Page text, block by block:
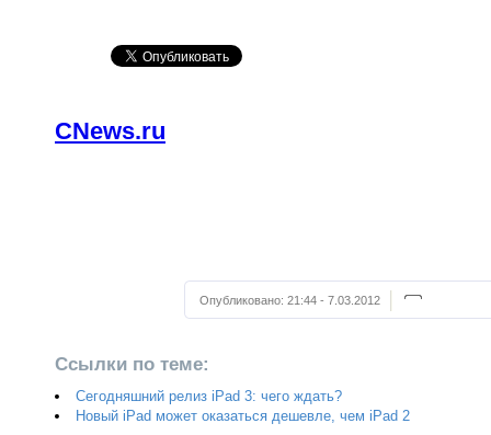
CNews.ru
Опубликовано: 21:44 - 7.03.2012
Ссылки по теме:
Сегодняшний релиз iPad 3: чего ждать?
Новый iPad может оказаться дешевле, чем iPad 2